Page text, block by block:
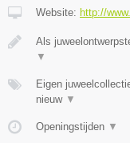
Website: http://
Als
▼
Eigen
nieuw ▼
Openingstijden ▼